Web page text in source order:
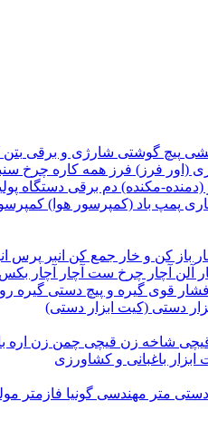
پیچ گوشتی شارژی و برقی
(اور فرز) فرز همه کاره چرخ
(دمنده-مکنده) دم برقی دستگاه
پمپ باد (کمپرسور هوا)
خار باز کن و خار جمع کن انبر پرس
آلن آچار چرخ ست آچار آچار بکس
قوی گیره و پیچ دستی گیره
دستی (کیت ابزار دستی)
شاخه زن قیچی چمن زن اره
ابزار باغبانی و کشاورزی
متر مهندسی گونیا فازمتر